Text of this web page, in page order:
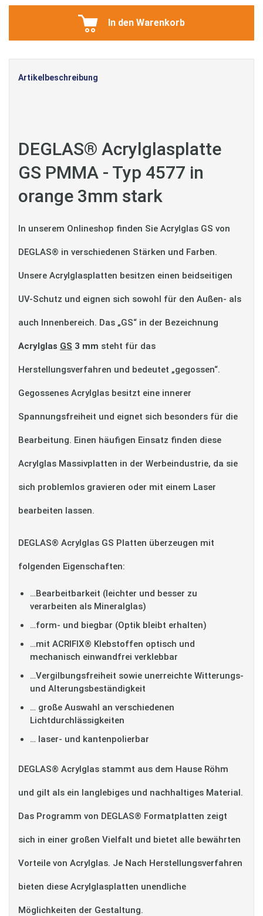
In den Warenkorb
Artikelbeschreibung
DEGLAS® Acrylglasplatte
GS PMMA - Typ 4577 in
orange 3mm stark
In unserem Onlineshop finden Sie Acrylglas GS von
DEGLAS® in verschiedenen Stärken und Farben.
Unsere Acrylglasplatten besitzen einen beidseitigen
UV-Schutz und eignen sich sowohl für den Außen- als
auch Innenbereich. Das „GS“ in der Bezeichnung
Acrylglas GS 3 mm steht für das
Herstellungsverfahren und bedeutet „gegossen“.
Gegossenes Acrylglas besitzt eine innerer
Spannungsfreiheit und eignet sich besonders für die
Bearbeitung. Einen häufigen Einsatz finden diese
Acrylglas Massivplatten in der Werbeindustrie, da sie
sich problemlos gravieren oder mit einem Laser
bearbeiten lassen.
DEGLAS® Acrylglas GS Platten überzeugen mit
folgenden Eigenschaften:
…Bearbeitbarkeit (leichter und besser zu
verarbeiten als Mineralglas)
…form- und biegbar (Optik bleibt erhalten)
…mit ACRIFIX® Klebstoffen optisch und
mechanisch einwandfrei verklebbar
…Vergilbungsfreiheit sowie unerreichte Witterungs-
und Alterungsbeständigkeit
… große Auswahl an verschiedenen
Lichtdurchlässigkeiten
… laser- und kantenpolierbar
DEGLAS® Acrylglas stammt aus dem Hause Röhm
und gilt als ein langlebiges und nachhaltiges Material.
Das Programm von DEGLAS® Formatplatten zeigt
sich in einer großen Vielfalt und bietet alle bewährten
Vorteile von Acrylglas. Je Nach Herstellungsverfahren
bieten diese Acrylglasplatten unendliche
Möglichkeiten der Gestaltung.